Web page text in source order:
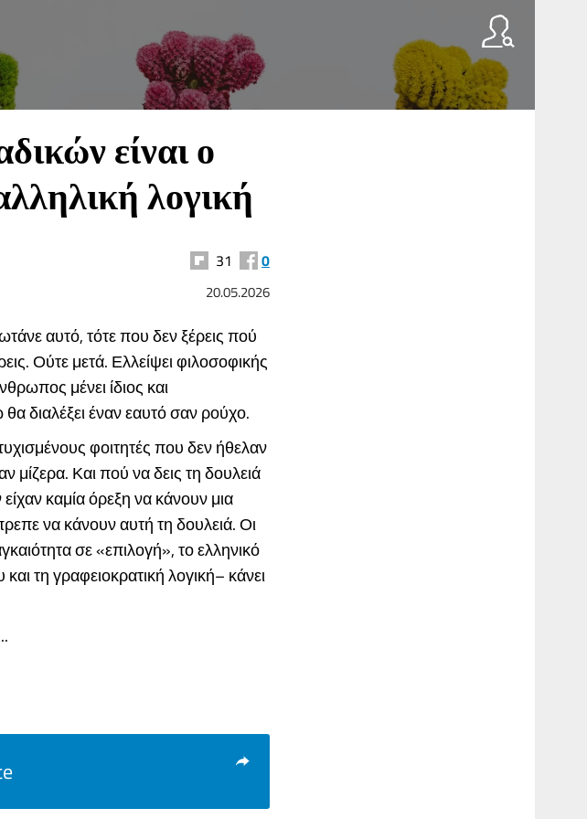
είναι ο
λογική
31 0
20.05.2026
αυτό, τότε που δεν ξέρεις πού
Ούτε μετά. Ελλείψει φιλοσοφικής
μένει ίδιος και
διαλέξει έναν εαυτό σαν ρούχο.
φοιτητές που δεν ήθελαν
μίζερα. Και πού να δεις τη δουλειά
καμία όρεξη να κάνουν μια
να κάνουν αυτή τη δουλειά. Οι
σε «επιλογή», το ελληνικό
τη γραφειοκρατική λογική– κάνει